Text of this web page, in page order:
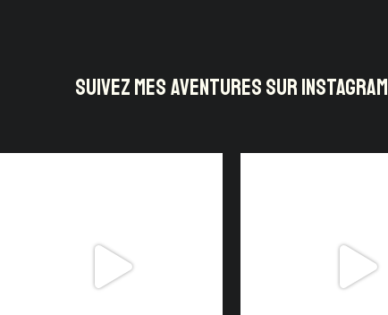
SUIVEZ MES AVENTURES SUR INSTAGRAM